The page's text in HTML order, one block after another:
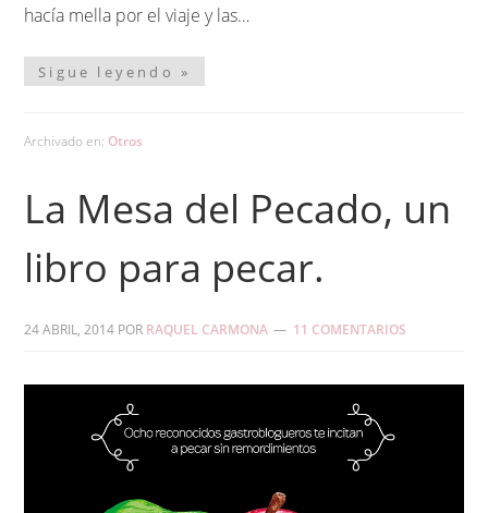
hacía mella por el viaje y las…
Sigue leyendo »
Archivado en: Otros
La Mesa del Pecado, un
libro para pecar.
24 ABRIL, 2014 POR RAQUEL CARMONA 11 COMENTARIOS